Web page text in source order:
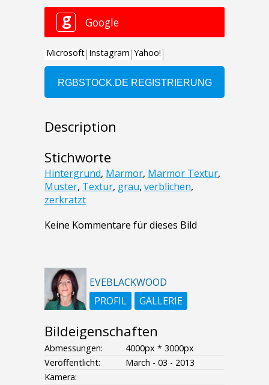
Description
Stichworte
Hintergrund, Marmor, Marmor Textur,
Muster, Textur, grau, verblichen,
zerkratzt
Keine Kommentare für dieses Bild
EVEBLACKWOOD
PROFIL
GALLERIE
Bildeigenschaften
Abmessungen:
4000px * 3000px
Veröffentlicht:
March - 03 - 2013
Kamera: